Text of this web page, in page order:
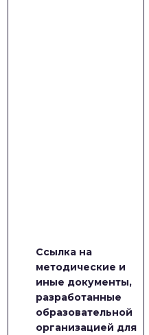
Ссылка на
методические и
иные документы,
разработанные
образовательной
организацией для